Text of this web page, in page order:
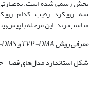
بخش رسمی شده است. به‌عبارتی
سه رویکرد رقیب کدام
مناسب‌ترند. این مرحله با
معرفیروشTVP-DMAو
شکل استاندارد مدل‌های فضا -